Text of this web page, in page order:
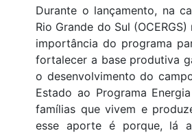
Durante o lançamento, na
Rio Grande do Sul
importância do programa
fortalecer a base produtiva
o desenvolvimento do
Estado ao Programa
famílias que vivem e
esse aporte é porque, lá